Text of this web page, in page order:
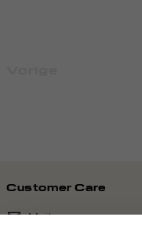
Customer Care
Mail ons